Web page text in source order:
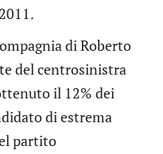
di Roberto
del centrosinistra
il 12% dei
di estrema
partito